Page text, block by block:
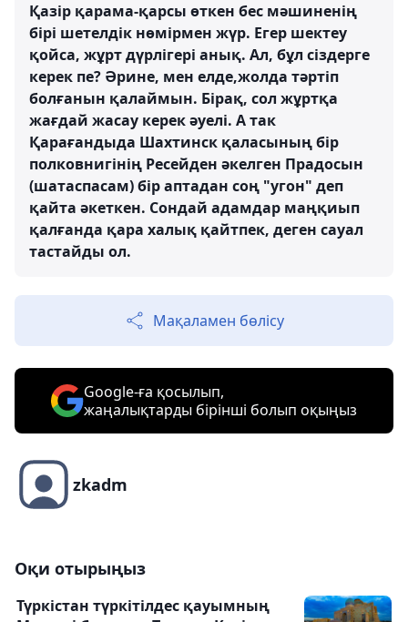
Қазір қарама-қарсы өткен бес мәшиненің
бірі шетелдік нөмірмен жүр. Егер шектеу
қойса, жұрт дүрлігері анық. Ал, бұл сіздерге
керек пе? Әрине, мен елде,жолда тәртіп
болғанын қалаймын. Бірақ, сол жұртқа
жағдай жасау керек әуелі. А так
Қарағандыда Шахтинск қаласының бір
полковнигінің Ресейден әкелген Прадосын
(шатаспасам) бір аптадан соң "угон" деп
қайта әкеткен. Сондай адамдар маңқиып
қалғанда қара халық қайтпек, деген сауал
тастайды ол.
Мақаламен бөлісу
Google-ға қосылып,
жаңалықтарды бірінші болып оқыңыз
zkadm
Оқи отырыңыз
Түркістан түркітілдес қауымның